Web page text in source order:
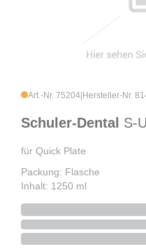
Art.-Nr. 75204 Hersteller-Nr.
Schuler-Dental S-
für Quick Plate
Packung: Flasche
Inhalt: 1250 ml